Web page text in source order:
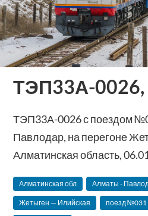
ТЭП33А-0026,
ТЭП33А-0026 с поездом
Павлодар, на перегоне
Алматинская область,
Алматинская обл Алматы -
Жетыген — Илийская поезд №031